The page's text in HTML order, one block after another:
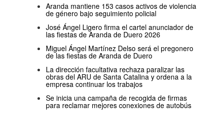
Aranda mantiene 153 casos activos de violencia
de género bajo seguimiento policial
José Ángel Ligero firma el cartel anunciador de
las fiestas de Aranda de Duero 2026
Miguel Ángel Martínez Delso será el pregonero
de las fiestas de Aranda de Duero
La dirección facultativa rechaza paralizar las
obras del ARU de Santa Catalina y ordena a la
empresa continuar los trabajos
Se inicia una campaña de recogida de firmas
para reclamar mejores conexiones de autobús